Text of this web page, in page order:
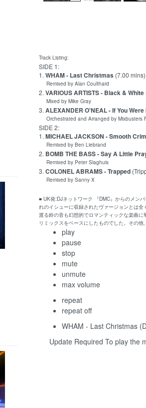
Track Listing:
SIDE 1:
1. WHAM - Last Christmas (7.00 mins)
Remixed by Alan Coulthard
2. VARIOUS ARTISTS - Black & White
Mixed by Mike Gray
3. ALEXANDER O'NEAL - If You
Orchestrated and Arranged by Mixbusters
SIDE 2:
1. MICHAEL JACKSON - Smooth
Remixed by Ben Liebrand
2. BOMB THE BASS - Say A Little
Remixed by Peter Slaghuis
3. COLONEL ABRAMS - Trapped
Remixed by Sanny X
■ UK発:DJネットワーク 『DMC』からのメン
れのイシューに収録されたヴァージョンとは
渡る鈴の音も幻想的でロマンティックな楽曲
リミックスをベースにしたものでした。その
play
pause
stop
mute
unmute
max volume
repeat
repeat off
WHAM - Last Christmas
Update Required To play the